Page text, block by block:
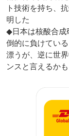
ト技術を持ち、
明した
◆日本は核酸合成
倒的に負けてい
漂うが、逆に世
ンスと言えるかも